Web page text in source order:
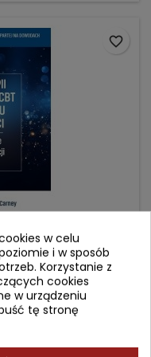
CBT W PRZYPADKU
(0)
przypadku
favorite_border
w celu
i w sposób
Korzystanie z
cookies
w urządzeniu
tę stronę